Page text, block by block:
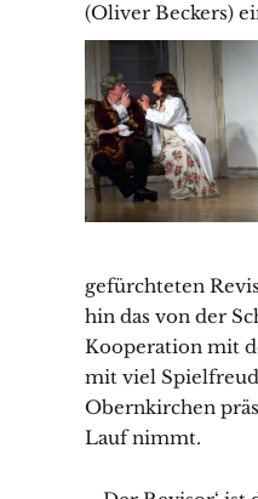
(Oliver Beckers)
gefürchteten
hin das von der
Kooperation mit
mit viel
Obernkirchen
Lauf nimmt.